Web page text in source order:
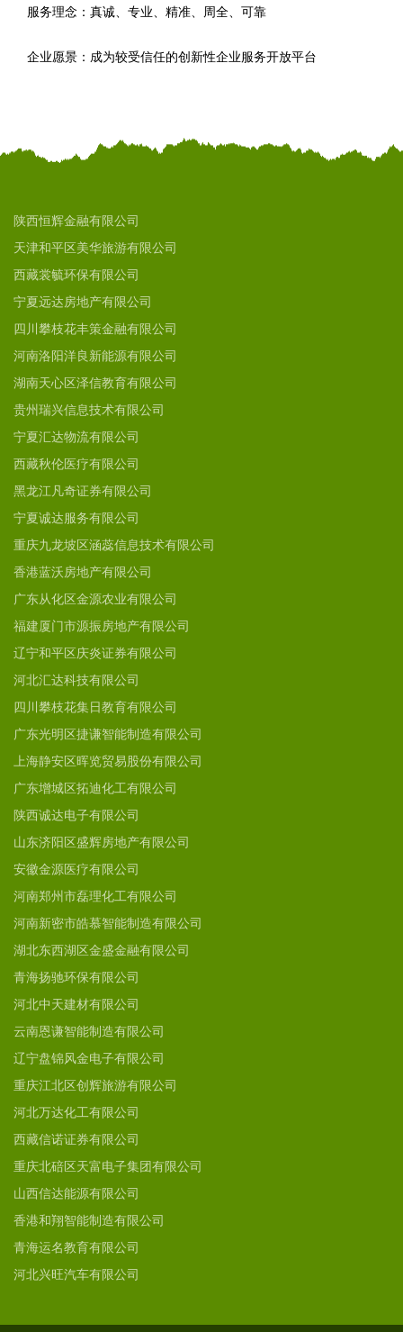
服务理念：真诚、专业、精准、周全、可靠
企业愿景：成为较受信任的创新性企业服务开放平台
陕西恒辉金融有限公司
天津和平区美华旅游有限公司
西藏裳毓环保有限公司
宁夏远达房地产有限公司
四川攀枝花丰策金融有限公司
河南洛阳洋良新能源有限公司
湖南天心区泽信教育有限公司
贵州瑞兴信息技术有限公司
宁夏汇达物流有限公司
西藏秋伦医疗有限公司
黑龙江凡奇证券有限公司
宁夏诚达服务有限公司
重庆九龙坡区涵蕊信息技术有限公司
香港蓝沃房地产有限公司
广东从化区金源农业有限公司
福建厦门市源振房地产有限公司
辽宁和平区庆炎证券有限公司
河北汇达科技有限公司
四川攀枝花集日教育有限公司
广东光明区捷谦智能制造有限公司
上海静安区晖览贸易股份有限公司
广东增城区拓迪化工有限公司
陕西诚达电子有限公司
山东济阳区盛辉房地产有限公司
安徽金源医疗有限公司
河南郑州市磊理化工有限公司
河南新密市皓慕智能制造有限公司
湖北东西湖区金盛金融有限公司
青海扬驰环保有限公司
河北中天建材有限公司
云南恩谦智能制造有限公司
辽宁盘锦风金电子有限公司
重庆江北区创辉旅游有限公司
河北万达化工有限公司
西藏信诺证券有限公司
重庆北碚区天富电子集团有限公司
山西信达能源有限公司
香港和翔智能制造有限公司
青海运名教育有限公司
河北兴旺汽车有限公司